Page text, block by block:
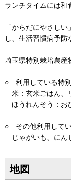
ランチタイムには和
「からだにやさし
し、生活習慣病予防
埼玉県特別栽培農産
○ 利用している特
米：玄米ごはん、
ほうれんそう：お
○ その他利用して
じゃがいも、にん
地図